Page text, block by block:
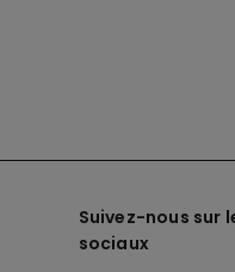
Suivez-nous sur
sociaux